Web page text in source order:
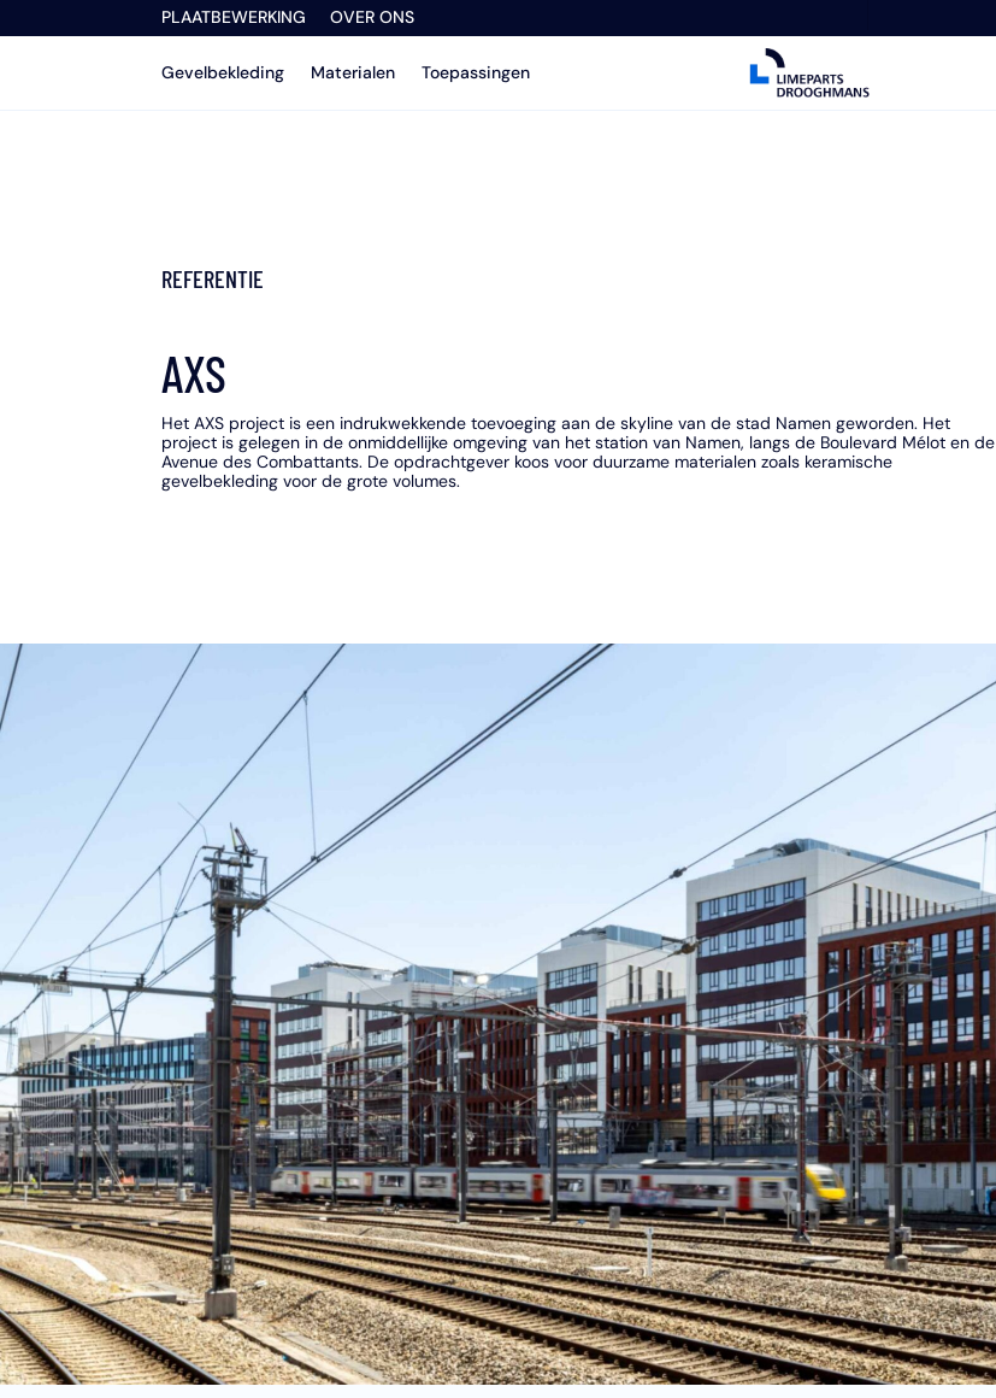
PLAATBEWERKING OVER ONS
Gevelbekleding Materialen Toepassingen
REFERENTIE
AXS
Het AXS project is een indrukwekkende toevoeging aan de skyline van de stad Namen geworden. Het
project is gelegen in de onmiddellijke omgeving van het station van Namen, langs de Boulevard Mélot en de
Avenue des Combattants. De opdrachtgever koos voor duurzame materialen zoals keramische
gevelbekleding voor de grote volumes.